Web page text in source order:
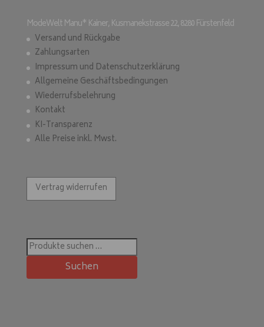
ModeWelt Manu* Kainer, Kusmanekstrasse 22, 8280 Fürstenfeld
Versand und Rückgabe
Zahlungsarten
Impressum und Datenschutzerklärung
Allgemeine Geschäftsbedingungen
Wiederrufsbelehrung
Kontakt
KI-Transparenz
Alle Preise inkl. Mwst.
Vertrag widerrufen
Suchen
nach:
Suchen